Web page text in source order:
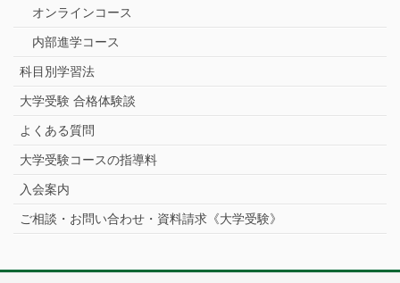
オンラインコース
内部進学コース
科目別学習法
大学受験 合格体験談
よくある質問
大学受験コースの指導料
入会案内
ご相談・お問い合わせ・資料請求《大学受験》